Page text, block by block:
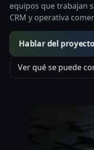
equipos que trabajan
CRM y operativa
Hablar del
Ver qué se puede